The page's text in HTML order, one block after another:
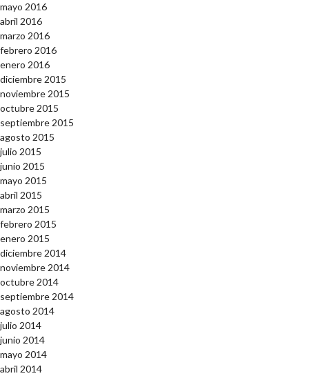
mayo 2016
abril 2016
marzo 2016
febrero 2016
enero 2016
diciembre 2015
noviembre 2015
octubre 2015
septiembre 2015
agosto 2015
julio 2015
junio 2015
mayo 2015
abril 2015
marzo 2015
febrero 2015
enero 2015
diciembre 2014
noviembre 2014
octubre 2014
septiembre 2014
agosto 2014
julio 2014
junio 2014
mayo 2014
abril 2014